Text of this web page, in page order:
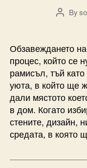
PostBy
Обзавеждането
процес, който се
рамисъл, тъй
уюта, в който ще
дали мястото
в дом. Когато
стените, дизайн,
средата, в